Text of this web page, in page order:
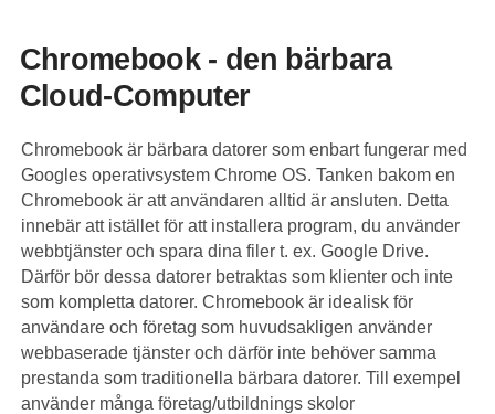
Chromebook - den bärbara
Cloud-Computer
Chromebook är bärbara datorer som enbart fungerar med
Googles operativsystem Chrome OS. Tanken bakom en
Chromebook är att användaren alltid är ansluten. Detta
innebär att istället för att installera program, du använder
webbtjänster och spara dina filer t. ex. Google Drive.
Därför bör dessa datorer betraktas som klienter och inte
som kompletta datorer. Chromebook är idealisk för
användare och företag som huvudsakligen använder
webbaserade tjänster och därför inte behöver samma
prestanda som traditionella bärbara datorer. Till exempel
använder många företag/utbildnings skolor